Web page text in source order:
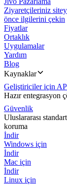
Ziyaretçileriniz
önce ilgilerini çekin
Fiyatlar
Ortaklık
Uygulamalar
Yardım
Blog
Kaynaklar
Geliştiriciler için
Hazır entegrasyon
Güvenlik
Uluslararası
koruma
İndir
Windows için
İndir
Mac için
İndir
Linux için